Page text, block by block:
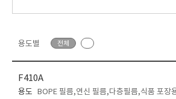
용도별 전체
F410A
용도 BOPE 필름,연신 필름,다층필름,식품 포장